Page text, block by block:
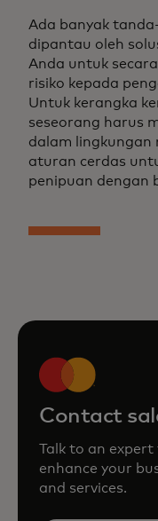
Ada banyak
dipantau oleh
Anda untuk
risiko kepada
Untuk kerangka
seseorang harus
dalam lingkungan
aturan cerdas
penipuan dengan
Contact
Talk to an
enhance your
and services.